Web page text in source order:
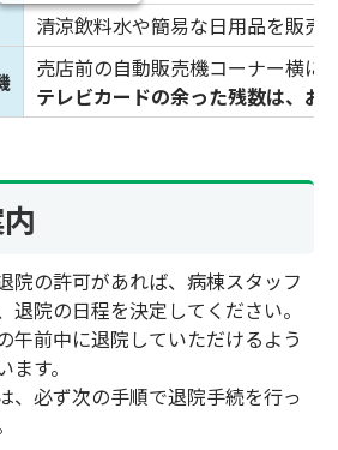
清涼飲料水や簡易な日用品を販売
売店前の自動販売機コーナー横に
テレビカードの余った残数は、お
院の許可があれば、病棟スタッフ
退院の日程を決定してください。
午前中に退院していただけるよう
す。
、必ず次の手順で退院手続を行っ